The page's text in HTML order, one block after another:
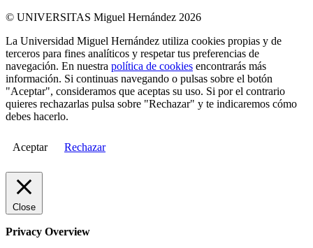
© UNIVERSITAS Miguel Hernández 2026
La Universidad Miguel Hernández utiliza cookies propias y de
terceros para fines analíticos y respetar tus preferencias de
navegación. En nuestra política de cookies encontrarás más
información. Si continuas navegando o pulsas sobre el botón
"Aceptar", consideramos que aceptas su uso. Si por el contrario
quieres rechazarlas pulsa sobre "Rechazar" y te indicaremos cómo
debes hacerlo.
Aceptar Rechazar
Close
Privacy Overview